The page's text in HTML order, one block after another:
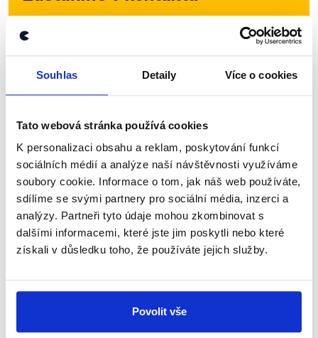
Souhlas Detaily Více o cookies
Tato webová stránka používá cookies
K personalizaci obsahu a reklam, poskytování funkcí
sociálních médií a analýze naší návštěvnosti využíváme
soubory cookie. Informace o tom, jak náš web používáte,
sdílíme se svými partnery pro sociální média, inzerci a
analýzy. Partneři tyto údaje mohou zkombinovat s
dalšími informacemi, které jste jim poskytli nebo které
získali v důsledku toho, že používáte jejich služby.
Povolit vše
Přihlaste se k odběru našeho
newsletteru nebowhatsappového
kanálu, kde pravidelně přinášíme
shrnutí nejzajímavějších článků a analýz.
přehled o tom, jaké dezinformace a
nepravdy se zrovna v Česku šíří.
Newsletter WhatsApp
Nenechte si ujít nejnovější události
z Demagog.cz. Sdílením našich